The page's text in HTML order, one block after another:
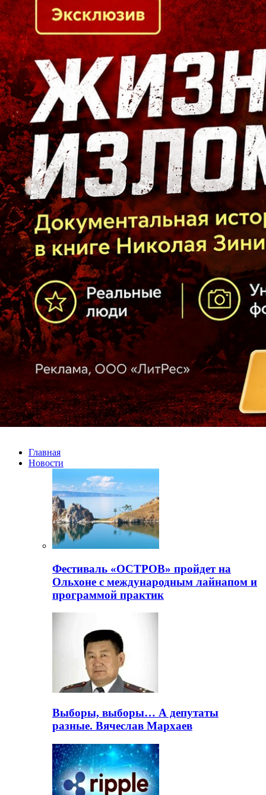
Главная
Новости
Фестиваль «ОСТРОВ» пройдет на
Ольхоне с международным лайнапом и
программой практик
Выборы, выборы… А депутаты
разные. Вячеслав Мархаев